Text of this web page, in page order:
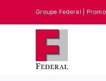
Groupe Federal |